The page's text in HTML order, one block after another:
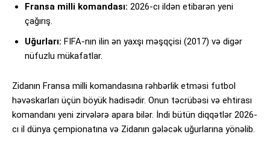
Fransa milli komandası: 2026-cı ildən etibarən yeni
çağırış.
Uğurları: FIFA-nın ilin ən yaxşı məşqçisi (2017) və digər
nüfuzlu mükafatlar.
Zidanın Fransa milli komandasına rəhbərlik etməsi futbol
həvəskarları üçün böyük hadisədir. Onun təcrübəsi və ehtirası
komandanı yeni zirvələrə apara bilər. İndi bütün diqqətlər 2026-
cı il dünya çempionatına və Zidanın gələcək uğurlarına yönəlib.